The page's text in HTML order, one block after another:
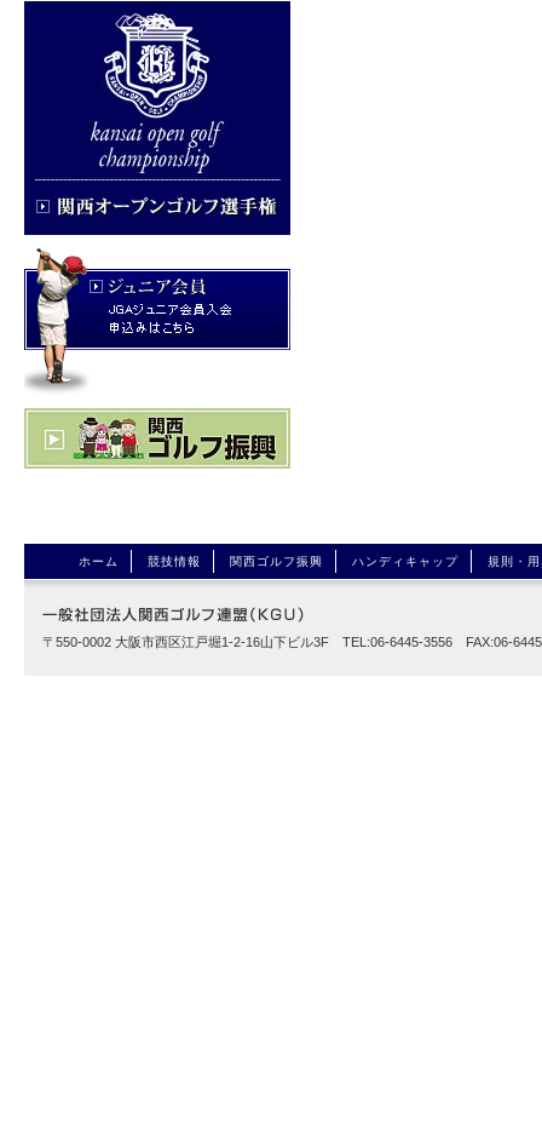
ホーム 競技情報 関西ゴルフ振興 ハンディキャップ 規則・
〒550-0002 大阪市西区江戸堀1-2-16山下ビル3F TEL:06-6445-3556 FAX:06-